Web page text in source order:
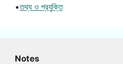
•তথ্য ও প্রযুক্তি
Notes